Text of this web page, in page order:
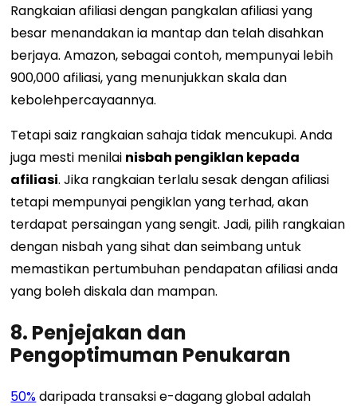
Rangkaian afiliasi dengan pangkalan afiliasi yang
besar menandakan ia mantap dan telah disahkan
berjaya. Amazon, sebagai contoh, mempunyai lebih
900,000 afiliasi, yang menunjukkan skala dan
kebolehpercayaannya.
Tetapi saiz rangkaian sahaja tidak mencukupi. Anda
juga mesti menilai nisbah pengiklan kepada
afiliasi. Jika rangkaian terlalu sesak dengan afiliasi
tetapi mempunyai pengiklan yang terhad, akan
terdapat persaingan yang sengit. Jadi, pilih rangkaian
dengan nisbah yang sihat dan seimbang untuk
memastikan pertumbuhan pendapatan afiliasi anda
yang boleh diskala dan mampan.
8. Penjejakan dan
Pengoptimuman Penukaran
50%daripada transaksi e-dagang global adalah